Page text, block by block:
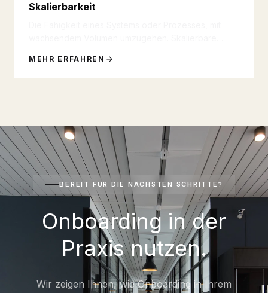
Skalierbarkeit
MEHR ERFAHREN
BEREIT FÜR DIE NÄCHSTEN SCHRITTE?
Onboarding in der
Praxis nutzen.
Wir zeigen Ihnen, wie Onboarding in Ihrem